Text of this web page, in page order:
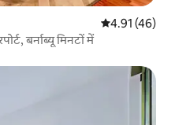
औसत रेटिंग 5 में
4.91 (46)
बर्नाब्यू मिनटों में